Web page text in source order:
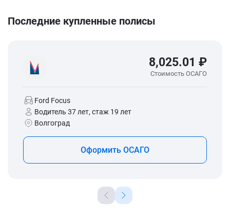
Последние купленные полисы
8,025.01 ₽
Стоимость ОСАГО
Ford Focus
Водитель 37 лет, стаж 19 лет
Волгоград
Оформить ОСАГО